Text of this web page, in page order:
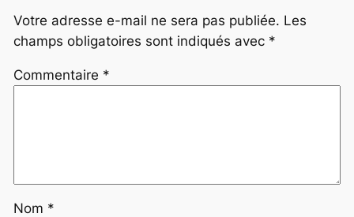
Votre adresse e-mail ne sera pas publiée. Les
champs obligatoires sont indiqués avec *
Commentaire *
Nom *